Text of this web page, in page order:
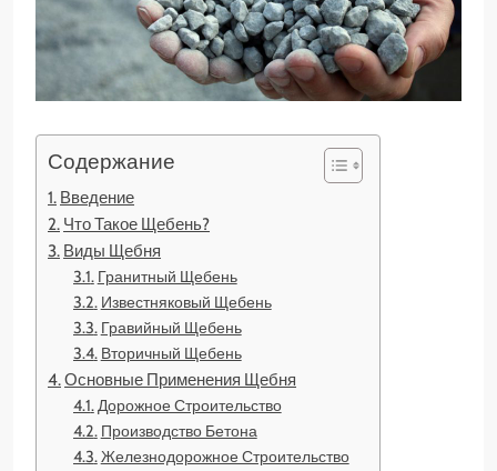
Содержание
Введение
Что Такое Щебень?
Виды Щебня
Гранитный Щебень
Известняковый Щебень
Гравийный Щебень
Вторичный Щебень
Основные Применения Щебня
Дорожное Строительство
Производство Бетона
Железнодорожное Строительство